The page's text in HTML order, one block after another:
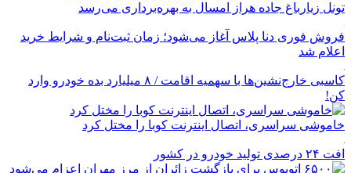
تونل زیارباغ جاده هراز امسال به بهره‌برداری می‌رسد
فروش فوری دنا پلاس آغاز می‌شود؛ زمان ثبت‌نام و شرایط خرید
اعلام شد
کاسبی خارج‌نشین‌ها با سهمیه اقامت / ۸ میلیارد بده خودرو وارد
کن!
خاموشی سراسری، اتصال اینترنت کوبا را مختل کرد
افت ۲۴ درصدی تولید خودرو در کشور